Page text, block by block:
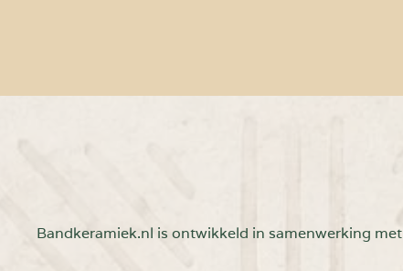
Bandkeramiek.nl is ontwikkeld in samenwerking met